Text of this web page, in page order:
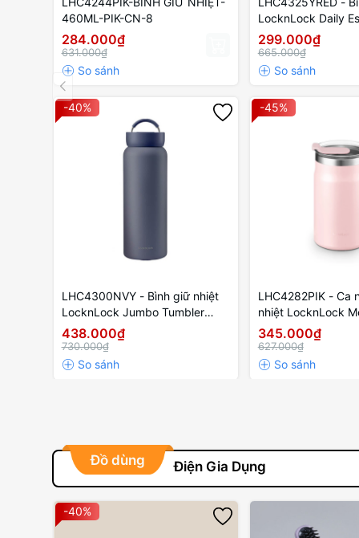
460ML-PIK-CN-8
284.000₫
631.000₫
LocknLock Daily
870ml - Màu san hô
299.000₫
665.000₫
-40%
LHC4300NVY - Bình giữ nhiệt
LocknLock Jumbo Tumbler
900ml - Màu xanh navy
438.000₫
730.000₫
-45%
LHC4282PIK - Ca
nhiệt LocknLock
Mug 600ml - Màu
345.000₫
627.000₫
Đồ dùng Điện Gia Dụng
-40%